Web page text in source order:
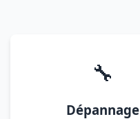
🔧
Dépannage